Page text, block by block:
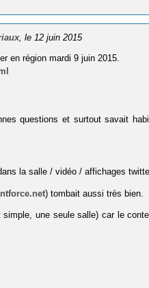
, le 12 juin 2015
en région mardi 9 juin 2015.
questions et surtout savait
la salle / vidéo / affichages
) tombait aussi très bien.
simple, une seule salle) car le